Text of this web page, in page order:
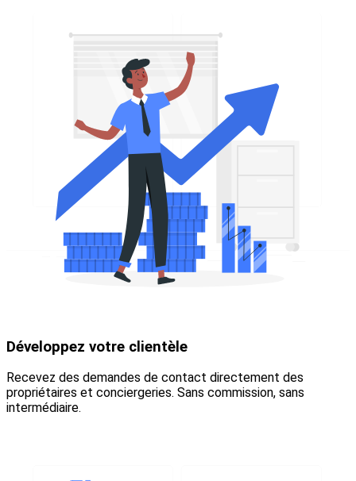
Développez votre clientèle
Recevez des demandes de contact directement des
propriétaires et conciergeries. Sans commission, sans
intermédiaire.